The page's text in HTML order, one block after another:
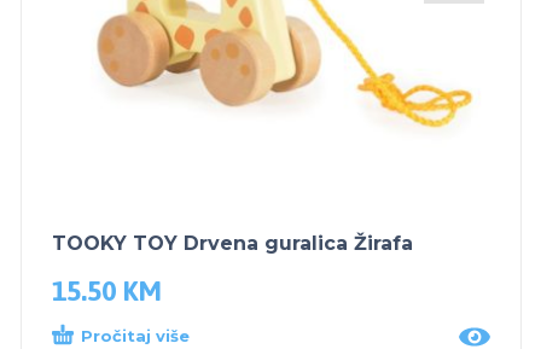
TOOKY TOY Drvena guralica Žirafa
15.50 KM
Pročitaj više